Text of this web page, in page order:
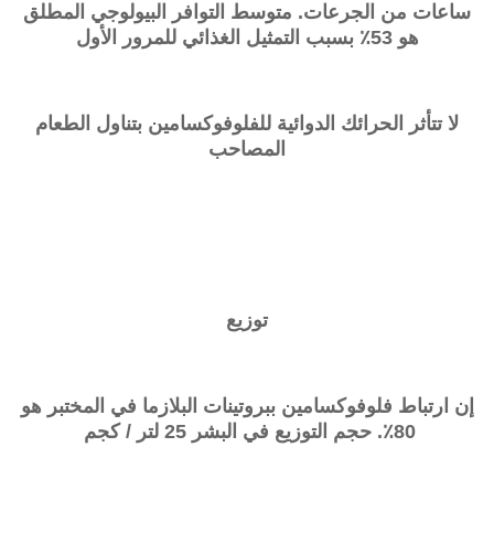
ساعات من الجرعات. متوسط ​​التوافر البيولوجي المطلق
هو 53٪ بسبب التمثيل الغذائي للمرور الأول
لا تتأثر الحرائك الدوائية للفلوفوكسامين بتناول الطعام
المصاحب
توزيع
إن ارتباط فلوفوكسامين ببروتينات البلازما في المختبر هو
80٪. حجم التوزيع في البشر 25 لتر / كجم